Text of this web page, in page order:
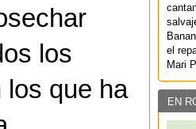
los
los que ha
el
Mari
EN